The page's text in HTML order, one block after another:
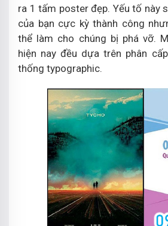
ra 1 tấm poster đẹp. Yếu tố này
của bạn cực kỳ thành công
thể làm cho chúng bị phá vỡ.
hiện nay đều dựa trên phân
thống typographic.